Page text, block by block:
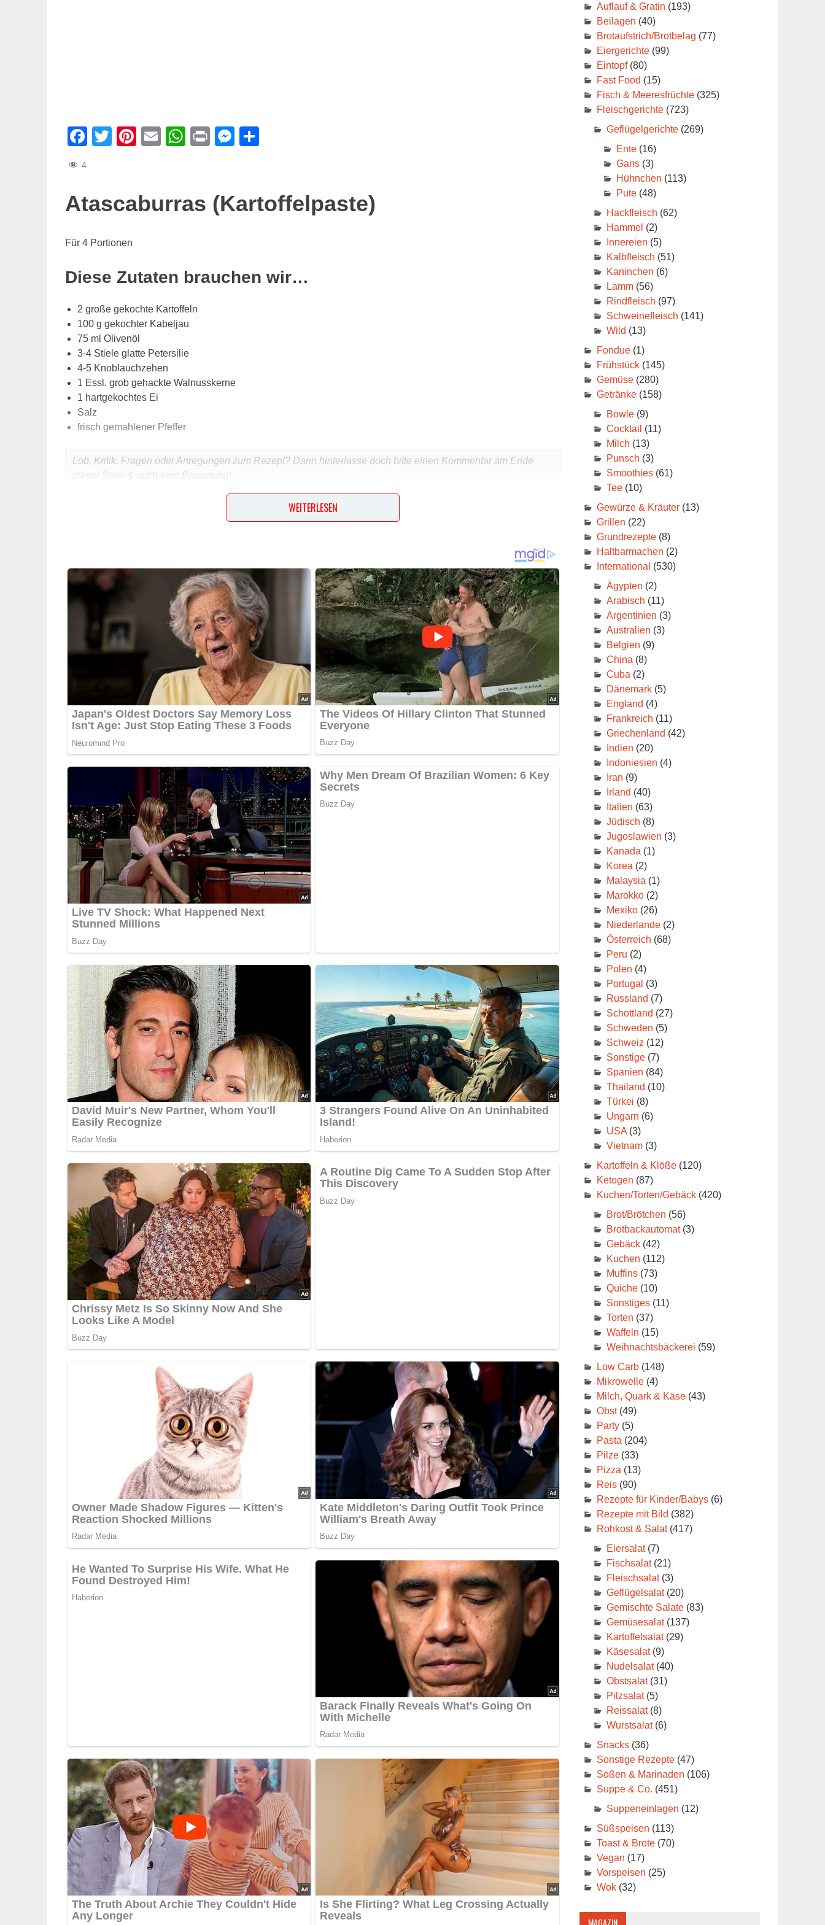
Facebook
Twitter
Pinterest
EmailWhatsApp
PrintMessenger
Teilen
4
Atascaburras (Kartoffelpaste)
Für 4 Portionen
Diese Zutaten brauchen wir…
2 große gekochte Kartoffeln
100 g gekochter Kabeljau
75 ml Olivenöl
3-4 Stiele glatte Petersilie
4-5 Knoblauchzehen
1 Essl. grob gehackte Walnusskerne
1 hartgekochtes Ei
Salz
frisch gemahlener Pfeffer
Lob, Kritik, Fragen oder Anregungen zum Rezept? Dann hinterlasse doch bitte einen Kommentar am Ende
dieser Seite & auch eine Bewertung!
Die gekochten Kartoffeln mit der Gabel zerdrücken, den Fisch fein zerpflücken und mit den Kartoffeln verkneten,
salzen und pfeffern. Das Olivenöl nach und nach zugeben und mit der Gabel untermengen. Petersilie und
Knoblauch im Mörser zerstoßen und mit den Walnusskernen zugeben. Ebenfalls gut unterrühren, Mit Salz und
Pfeffer abschmecken und mit gehacktem Ei bestreut servieren.
5/5(1 Bewertung)
WEITERLESEN
Auflauf & Gratin (193)
Beilagen (40)
Brotaufstrich/Brotbelag (77)
Eiergerichte(99)
Eintopf(80)
Fast Food (15)
Fisch & Meeresfrüchte(325)
Fleischgerichte(723)
Geflügelgerichte(269)
Ente(16)
Gans(3)
Hühnchen (113)
Pute(48)
Hackfleisch (62)
Hammel (2)
Innereien (5)
Kalbfleisch (51)
Kaninchen (6)
Lamm(56)
Rindfleisch (97)
Schweinefleisch (141)
Wild (13)
Fondue(1)
Frühstück(145)
Gemüse(280)
Getränke(158)
Bowle(9)
Cocktail (11)
Milch (13)
Punsch (3)
Smoothies(61)
Tee(10)
Gewürze & Kräuter(13)
Grillen (22)
Grundrezepte(8)
Haltbarmachen (2)
International (530)
Ägypten (2)
Arabisch (11)
Argentinien (3)
Australien (3)
Belgien (9)
China (8)
Cuba (2)
Dänemark(5)
England (4)
Frankreich (11)
Griechenland (42)
Indien (20)
Indoniesien (4)
Iran (9)
Irland (40)
Italien (63)
Jüdisch (8)
Jugoslawien (3)
Kanada (1)
Korea (2)
Malaysia (1)
Marokko(2)
Mexiko(26)
Niederlande(2)
Österreich (68)
Peru (2)
Polen (4)
Portugal (3)
Russland (7)
Schottland (27)
Schweden (5)
Schweiz (12)
Sonstige(7)
Spanien (84)
Thailand (10)
Türkei (8)
Ungarn (6)
USA(3)
Vietnam(3)
Kartoffeln & Klöße(120)
Ketogen (87)
Kuchen/Torten/Gebäck(420)
Brot/Brötchen (56)
Brotbackautomat(3)
Gebäck(42)
Kuchen (112)
Muffins(73)
Quiche(10)
Sonstiges(11)
Torten (37)
Waffeln (15)
Weihnachtsbäckerei (59)
Low Carb(148)
Mikrowelle(4)
Milch, Quark & Käse(43)
Obst(49)
Party(5)
Pasta (204)
Pilze(33)
Pizza (13)
Reis(90)
Rezepte für Kinder/Babys(6)
Rezepte mit Bild (382)
Rohkost & Salat(417)
Eiersalat(7)
Fischsalat(21)
Fleischsalat(3)
Geflügelsalat(20)
Gemischte Salate(83)
Gemüsesalat(137)
Kartoffelsalat(29)
Käsesalat(9)
Nudelsalat(40)
Obstsalat(31)
Pilzsalat(5)
Reissalat(8)
Wurstsalat(6)
Snacks(36)
Sonstige Rezepte(47)
Soßen & Marinaden (106)
Suppe & Co. (451)
Suppeneinlagen (12)
Süßspeisen (113)
Toast & Brote(70)
Vegan (17)
Vorspeisen (25)
Wok(32)